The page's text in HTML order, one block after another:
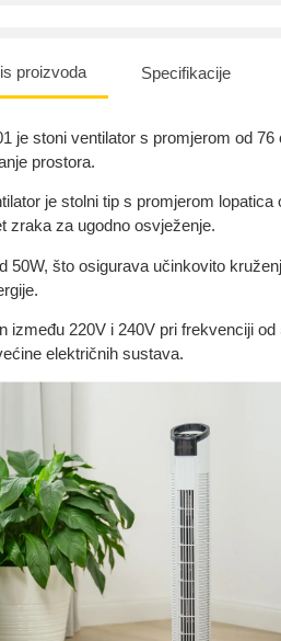
proizvoda Specifikacije
je stoni ventilator s promjerom od 76
prostora.
je stolni tip s promjerom lopatica
zraka za ugodno osvježenje.
50W, što osigurava učinkovito
između 220V i 240V pri frekvenciji
električnih sustava.